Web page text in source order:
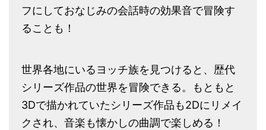
フにしておなじみの会話時の効果音で冒険す
ることも！
世界各地にいるヨッチ族を見つけると、歴代
シリーズ作品の世界を冒険できる。もともと
3Dで描かれていたシリーズ作品も2Dにリメイ
クされ、音楽も懐かしの曲調で楽しめる！